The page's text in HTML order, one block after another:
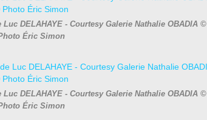
DELAHAYE - Courtesy Galerie Nathalie OBADIA ©
Éric Simon
DELAHAYE - Courtesy Galerie Nathalie OBADIA ©
Éric Simon